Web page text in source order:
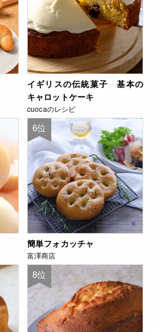
イギリスの伝統菓子 基本の
キャロットケーキ
cuocaのレシピ
6位
簡単フォカッチャ
富澤商店
8位